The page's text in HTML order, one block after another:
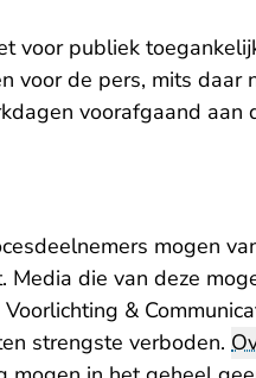
voor publiek
voor de pers, mits daar
voorafgaand aan
mogen
die van deze
&
strengste verboden.